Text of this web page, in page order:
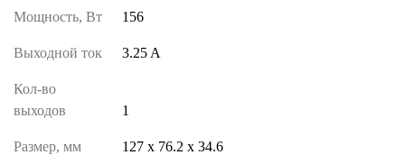
Мощность, Вт 156
Выходной ток 3.25 A
Кол-во
выходов
1
Размер, мм 127 х 76.2 х 34.6